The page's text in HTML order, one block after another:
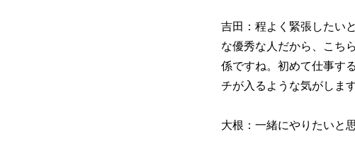
吉田：程よく緊張したい
な優秀な人だから、こち
係ですね。初めて仕事す
チが入るような気がしま
大根：一緒にやりたいと